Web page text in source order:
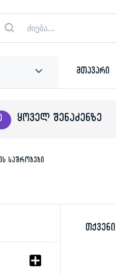
მთავარი
ᲧᲝᲕᲔᲚ ᲨᲔᲜᲐᲫᲔᲜᲖᲔ
საშრობები